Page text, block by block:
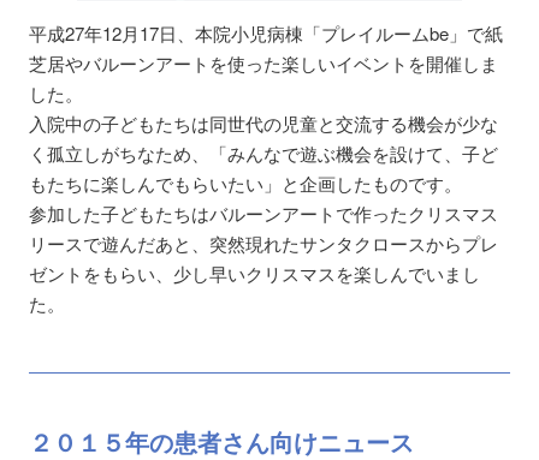
平成27年12月17日、本院小児病棟「プレイルームbe」で紙
芝居やバルーンアートを使った楽しいイベントを開催しま
した。
入院中の子どもたちは同世代の児童と交流する機会が少な
く孤立しがちなため、「みんなで遊ぶ機会を設けて、子ど
もたちに楽しんでもらいたい」と企画したものです。
参加した子どもたちはバルーンアートで作ったクリスマス
リースで遊んだあと、突然現れたサンタクロースからプレ
ゼントをもらい、少し早いクリスマスを楽しんでいまし
た。
２０１５年の患者さん向けニュース